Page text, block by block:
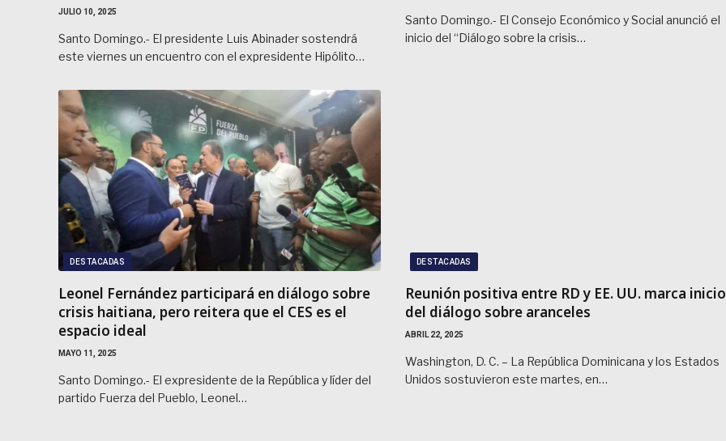
JULIO 10, 2025
Santo Domingo.- El presidente Luis Abinader sostendrá
este viernes un encuentro con el expresidente Hipólito…
Santo Domingo.- El Consejo Económico y Social anunció el
inicio del “Diálogo sobre la crisis…
DESTACADAS
Leonel Fernández participará en diálogo sobre
crisis haitiana, pero reitera que el CES es el
espacio ideal
MAYO 11, 2025
Santo Domingo.- El expresidente de la República y líder del
partido Fuerza del Pueblo, Leonel…
DESTACADAS
Reunión positiva entre RD y EE. UU. marca inicio
del diálogo sobre aranceles
ABRIL 22, 2025
Washington, D. C. – La República Dominicana y los Estados
Unidos sostuvieron este martes, en…